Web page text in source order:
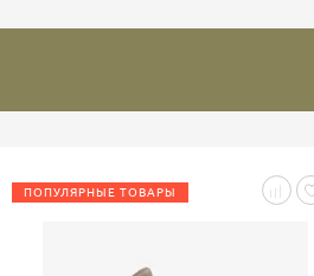
ПОПУЛЯРНЫЕ ТОВАРЫ